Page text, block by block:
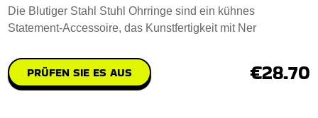
Die Blutiger Stahl Stuhl Ohrringe sind ein kühnes
Statement-Accessoire, das Kunstfertigkeit mit Ner
PRÜFEN SIE ES AUS €28.70